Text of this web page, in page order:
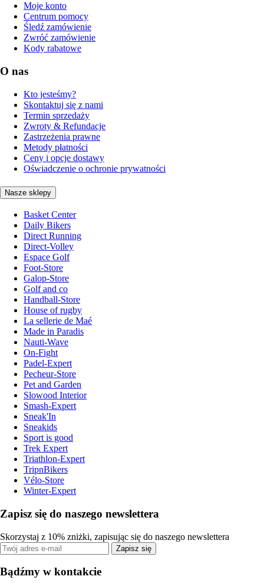
Moje konto
Centrum pomocy
Śledź zamówienie
Zwróć zamówienie
Kody rabatowe
O nas
Kto jesteśmy?
Skontaktuj się z nami
Termin sprzedaży
Zwroty & Refundacje
Zastrzeżenia prawne
Metody płatności
Ceny i opcje dostawy
Oświadczenie o ochronie prywatności
Nasze sklepy
Basket Center
Daily Bikers
Direct Running
Direct-Volley
Espace Golf
Foot-Store
Galop-Store
Golf and co
Handball-Store
House of rugby
La sellerie de Maé
Made in Paradis
Nauti-Wave
On-Fight
Padel-Expert
Pecheur-Store
Pet and Garden
Slowood Interior
Smash-Expert
Sneak'In
Sneakids
Sport is good
Trek Expert
Triathlon-Expert
TripnBikers
Vélo-Store
Winter-Expert
Zapisz się do naszego newslettera
Skorzystaj z 10% zniżki, zapisując się do naszego newslettera
Zapisz się
Bądźmy w kontakcie